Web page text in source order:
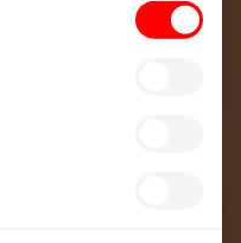
iš AKROPOLIS